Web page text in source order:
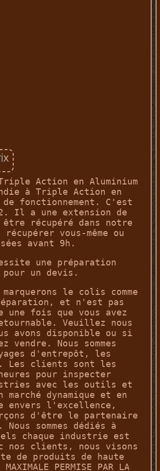
Action en Aluminium
à Triple Action en
fonctionnement. C'est
Il a une extension de
récupéré dans notre
vous-même ou
avant 9h.
une préparation
pour un devis.
le colis comme
et n'est pas
une fois que vous avez
Veuillez nous
avons disponible ou si
vendre. Nous sommes
d'entrepôt, les
Les clients sont les
pour inspecter
avec les outils et
dynamique et en
envers l'excellence,
d'être le partenaire
sommes dédiés à
chaque industrie est
nos clients, nous visons
de produits de haute
PERMISE PAR LA